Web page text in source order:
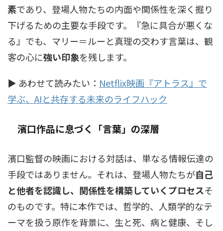
素であり、登場人物たちの内面や関係性を深く掘り
下げるための主要な手段です。『急に具合が悪くな
る』でも、マリー＝ルーと真理の交わす言葉は、観
客の心に強い印象を残します。
▶ あわせて読みたい： Netflix映画『アトラス』で
学ぶ、AIと共存する未来のライフハック
濱口作品に息づく「言葉」の深層
濱口監督の映画における対話は、単なる情報伝達の
手段ではありません。それは、登場人物たちが自己
と他者を認識し、関係性を構築していくプロセスそ
のものです。特に本作では、哲学的、人類学的なテ
ーマを扱う原作を背景に、生と死、病と健康、そし